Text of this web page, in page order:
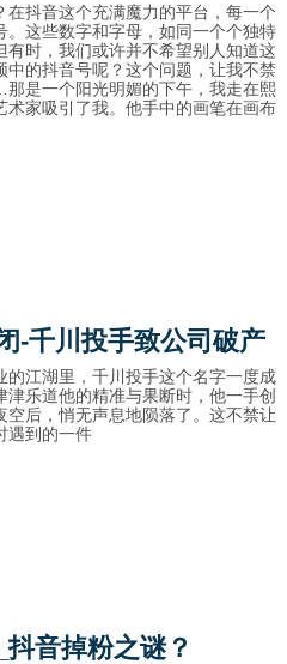
抖音这个充满魔力的平台，每一个
这些数字和字母，如同一个个独特
有时，我们或许并不希望别人知道这
的抖音号呢？这个问题，让我不禁
是一个阳光明媚的下午，我走在熙
术家吸引了我。他手中的画笔在画布
-千川投手致公司破产
江湖里，千川投手这个名字一度成
乐道他的精准与果断时，他一手创
后，悄无声息地陨落了。这不禁让
遇到的一件
音掉粉之谜？